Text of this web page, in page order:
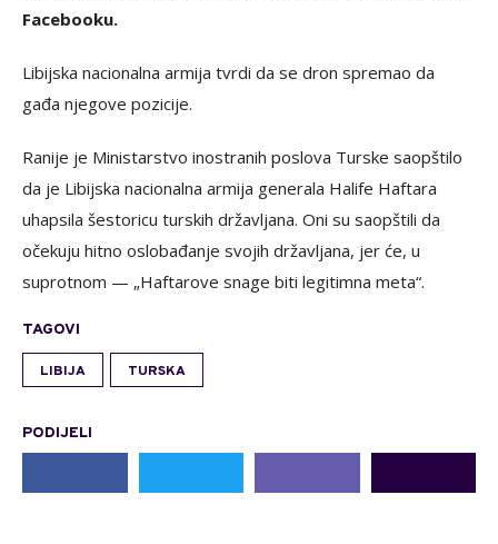
Facebooku.
Libijska nacionalna armija tvrdi da se dron spremao da
gađa njegove pozicije.
Ranije je Ministarstvo inostranih poslova Turske saopštilo
da je Libijska nacionalna armija generala Halife Haftara
uhapsila šestoricu turskih državljana. Oni su saopštili da
očekuju hitno oslobađanje svojih državljana, jer će, u
suprotnom — „Haftarove snage biti legitimna meta“.
TAGOVI
LIBIJA TURSKA
PODIJELI